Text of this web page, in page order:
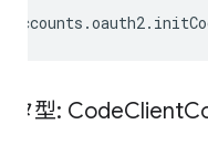
accounts .oauth2.
タ型: CodeClient